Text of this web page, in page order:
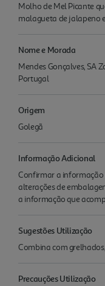
Molho de Mel Picante
malagueta de jalapeno
Nome e Morada
Mendes Gonçalves, SA
Portugal
Origem
Golegã
Informação Adicional
Confirmar a informação
alterações de
a informação que
Sugestões Utilização
Combina com
Precauções Utilização